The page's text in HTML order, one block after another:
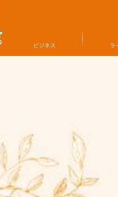
ビジネス ラ